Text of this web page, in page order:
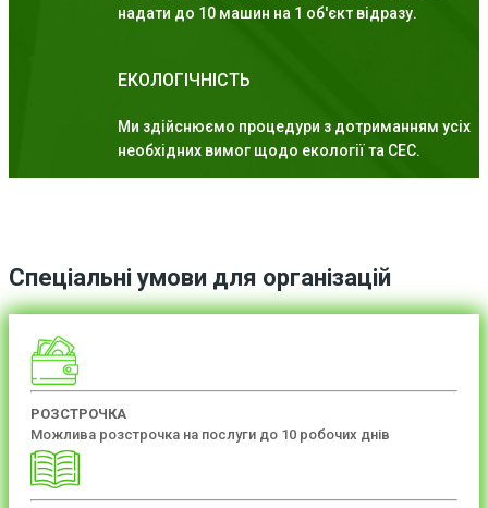
надати до 10 машин на 1 об'єкт відразу.
ЕКОЛОГІЧНІСТЬ
Ми здійснюємо процедури з дотриманням усіх
необхідних вимог щодо екології та СЕС.
Спеціальні умови для організацій
РОЗСТРОЧКА
Можлива розстрочка на послуги до 10 робочих днів